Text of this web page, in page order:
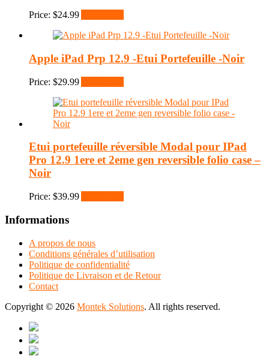
Price: $24.99
Apple iPad Prp 12.9 -Etui Portefeuille -Noir
Price: $29.99
Etui portefeuille réversible Modal pour IPad
Pro 12.9 1ere et 2eme gen reversible folio case –
Noir
Price: $39.99
Informations
A propos de nous
Conditions générales d’utilisation
Politique de confidentialité
Politique de Livraison et de Retour
Contact
Copyright © 2026 Montek Solutions. All rights reserved.